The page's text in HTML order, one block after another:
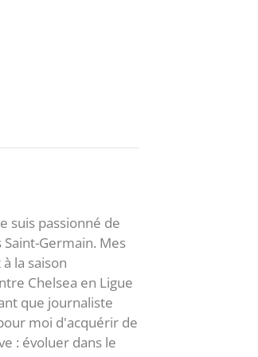
suis passionné de
Germain. Mes
la saison
Chelsea en Ligue
que journaliste
moi d'acquérir de
: évoluer dans le